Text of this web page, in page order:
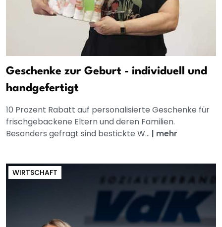
Geschenke zur Geburt - individuell und
handgefertigt
10 Prozent Rabatt auf personalisierte Geschenke für
frischgebackene Eltern und deren Familien.
Besonders gefragt sind bestickte W... | mehr
WIRTSCHAFT